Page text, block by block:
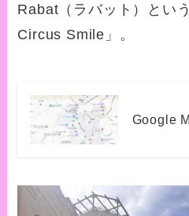
Rabat（ラバット）とい
Circus Smile」。
Google